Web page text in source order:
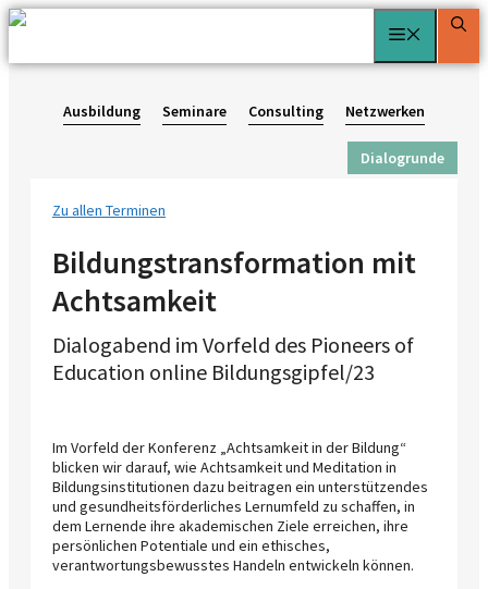
Zum
Menü
Ausbildung Seminare Consulting Netzwerken
Dialogrunde
Zu allen Terminen
Bildungstransformation mit
Achtsamkeit
Dialogabend im Vorfeld des Pioneers of
Education online Bildungsgipfel/23
Im Vorfeld der Konferenz „Achtsamkeit in der Bildung“
blicken wir darauf, wie Achtsamkeit und Meditation in
Bildungsinstitutionen dazu beitragen ein unterstützendes
und gesundheitsförderliches Lernumfeld zu schaffen, in
dem Lernende ihre akademischen Ziele erreichen, ihre
persönlichen Potentiale und ein ethisches,
verantwortungsbewusstes Handeln entwickeln können.